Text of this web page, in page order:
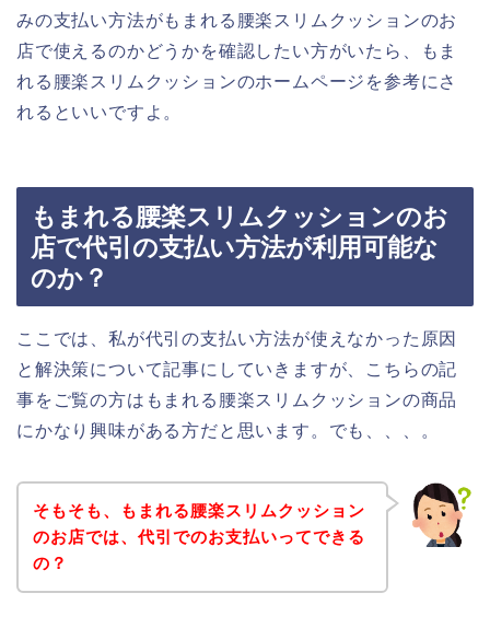
みの支払い方法がもまれる腰楽スリムクッションのお
店で使えるのかどうかを確認したい方がいたら、もま
れる腰楽スリムクッションのホームページを参考にさ
れるといいですよ。
もまれる腰楽スリムクッションのお
店で代引の支払い方法が利用可能な
のか？
ここでは、私が代引の支払い方法が使えなかった原因
と解決策について記事にしていきますが、こちらの記
事をご覧の方はもまれる腰楽スリムクッションの商品
にかなり興味がある方だと思います。でも、、、。
そもそも、もまれる腰楽スリムクッション
のお店では、代引でのお支払いってできる
の？